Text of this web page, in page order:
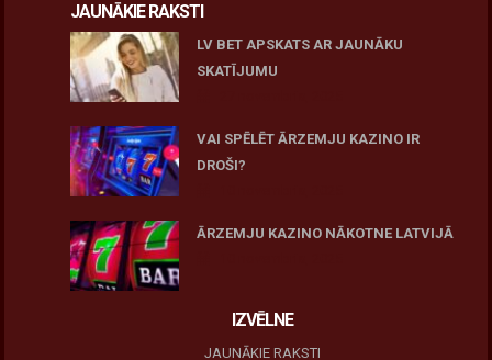
JAUNĀKIE RAKSTI
LV BET APSKATS AR JAUNĀKU
SKATĪJUMU
VAI SPĒLĒT ĀRZEMJU KAZINO IR
DROŠI?
ĀRZEMJU KAZINO NĀKOTNE LATVIJĀ
IZVĒLNE
JAUNĀKIE RAKSTI